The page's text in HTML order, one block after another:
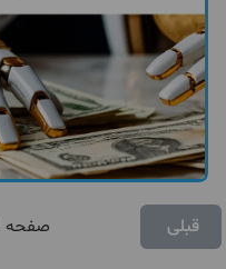
قبلی صفحه